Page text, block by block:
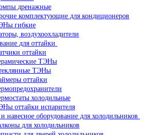
дренажные
комплектующие для кондиционеров
гибкие
воздухоохладители
для оттайки
оттайки
ТЭНы
ТЭНы
оттайки
холодильные
оттайки испарителя
навесное оборудование для холодильников
для холодильников